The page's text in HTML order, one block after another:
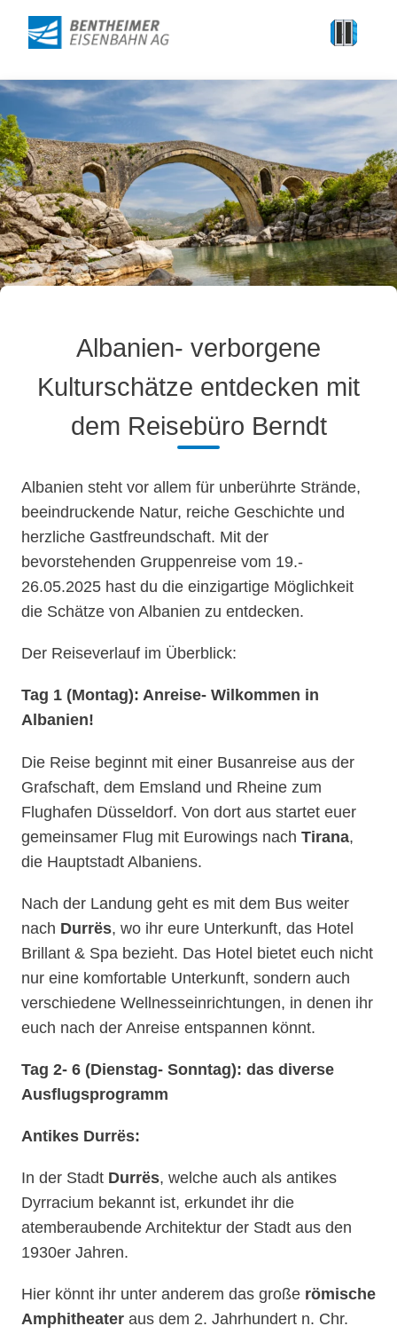
Albanien- verborgene
Kulturschätze entdecken mit
dem Reisebüro Berndt
Albanien steht vor allem für unberührte Strände,
beeindruckende Natur, reiche Geschichte und
herzliche Gastfreundschaft. Mit der
bevorstehenden Gruppenreise vom 19.-
26.05.2025 hast du die einzigartige Möglichkeit
die Schätze von Albanien zu entdecken.
Der Reiseverlauf im Überblick:
Tag 1 (Montag): Anreise- Wilkommen in
Albanien!
Die Reise beginnt mit einer Busanreise aus der
Grafschaft, dem Emsland und Rheine zum
Flughafen Düsseldorf. Von dort aus startet euer
gemeinsamer Flug mit Eurowings nach Tirana,
die Hauptstadt Albaniens.
Nach der Landung geht es mit dem Bus weiter
nach Durrës, wo ihr eure Unterkunft, das Hotel
Brillant & Spa bezieht. Das Hotel bietet euch nicht
nur eine komfortable Unterkunft, sondern auch
verschiedene Wellnesseinrichtungen, in denen ihr
euch nach der Anreise entspannen könnt.
Tag 2- 6 (Dienstag- Sonntag): das diverse
Ausflugsprogramm
Antikes Durrës:
In der Stadt Durrës, welche auch als antikes
Dyrracium bekannt ist, erkundet ihr die
atemberaubende Architektur der Stadt aus den
1930er Jahren.
Hier könnt ihr unter anderem das große römische
Amphitheater aus dem 2. Jahrhundert n. Chr.